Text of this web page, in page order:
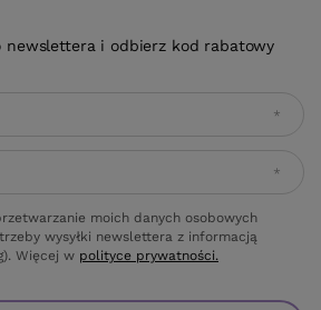
newslettera i odbierz kod rabatowy
moich danych osobowych
wysyłki newslettera z informacją
Więcej w polityce prywatności.